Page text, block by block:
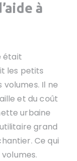
à
était
les petits
Il ne
et du coût
urbaine
grand
Ce qui